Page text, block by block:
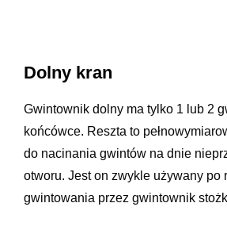
Dolny kran
Gwintownik dolny ma tylko 1 lub 2
końcówce. Reszta to
do nacinania gwintów na dnie
otworu. Jest on zwykle używany po
gwintowania przez gwintownik